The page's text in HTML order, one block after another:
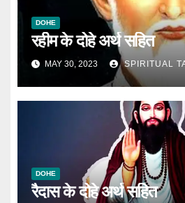
DOHE
रहीम के दोहे अर्थ सहित
MAY 30, 2023 SPIRITUAL
DOHE
रैदास के दोहे अर्थ सहित